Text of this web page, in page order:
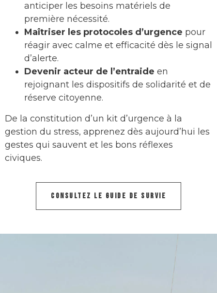
anticiper les besoins matériels de
première nécessité.
Maîtriser les protocoles d’urgence pour
réagir avec calme et efficacité dès le signal
d’alerte.
Devenir acteur de l’entraide en
rejoignant les dispositifs de solidarité et de
réserve citoyenne.
De la constitution d’un kit d’urgence à la
gestion du stress, apprenez dès aujourd’hui les
gestes qui sauvent et les bons réflexes
civiques.
CONSULTEZ LE GUIDE DE SURVIE